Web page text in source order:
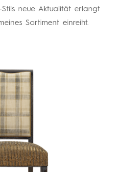
Stils neue Aktualität erlangt
Sortiment einreiht.